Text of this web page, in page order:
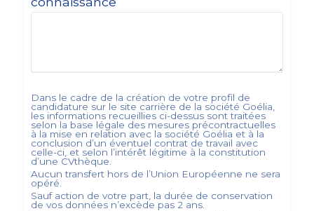
Dans le cadre de la création de votre profil de
candidature sur le site carrière de la société Goélia
les informations recueillies ci-dessus sont traitées
selon la base légale des mesures précontractuelles
à la mise en relation avec la société Goélia et à la
conclusion d’un éventuel contrat de travail avec
celle-ci, et selon l’intérêt légitime à la constitution
d’une CVthèque.
Aucun transfert hors de l’Union Européenne ne sera
opéré.
Sauf action de votre part, la durée de conservation
de vos données n’excède pas 2 ans.